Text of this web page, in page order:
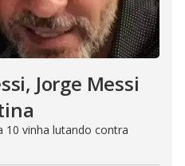
Jorge Messi
10 vinha lutando contra